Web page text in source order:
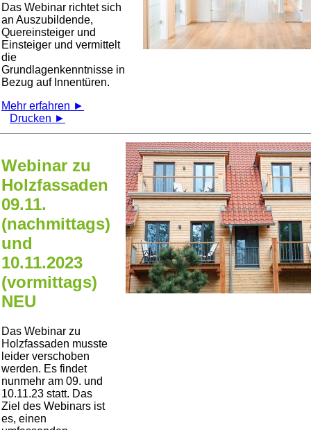
Das Webinar richtet sich
an Auszubildende,
Quereinsteiger und
Einsteiger und vermittelt
die
Grundlagenkenntnisse in
Bezug auf Innentüren.
Mehr erfahren ►
Drucken ►
Webinar zu
Holzfassaden
09.11.
(nachmittags)
und
10.11.2023
(vormittags)
NEU
Das Webinar zu
Holzfassaden musste
leider verschoben
werden. Es findet
nunmehr am 09. und
10.11.23 statt. Das
Ziel des Webinars ist
es, einen